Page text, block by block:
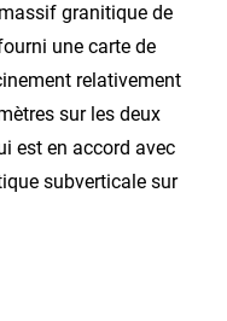
granitique de
une carte de
relativement
sur les deux
est en accord avec
subverticale sur